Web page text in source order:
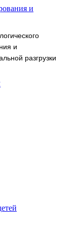
и
разгрузки